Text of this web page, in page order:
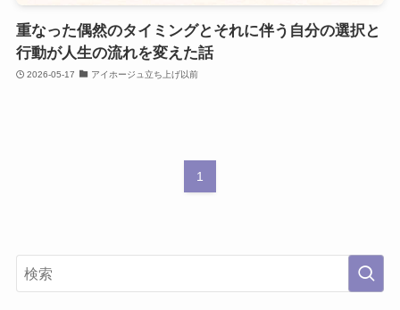
重なった偶然のタイミングとそれに伴う自分の選択と
行動が人生の流れを変えた話
2026-05-17 アイホージュ立ち上げ以前
1